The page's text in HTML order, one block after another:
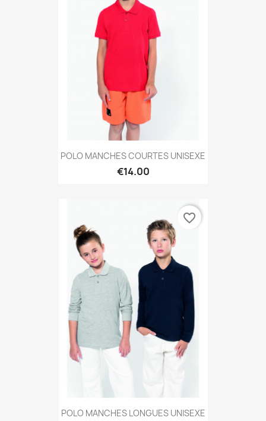
POLO MANCHES COURTES UNISEXE
€14.00
POLO MANCHES LONGUES UNISEXE
favorite_border